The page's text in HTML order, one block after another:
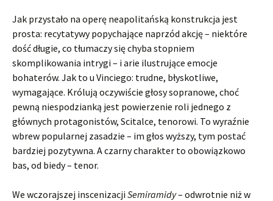
Jak przystało na operę neapolitańską konstrukcja jest
prosta: recytatywy popychające naprzód akcję – niektóre
dość długie, co tłumaczy się chyba stopniem
skomplikowania intrygi – i arie ilustrujące emocje
bohaterów. Jak to u Vinciego: trudne, błyskotliwe,
wymagające. Królują oczywiście głosy sopranowe, choć
pewną niespodzianką jest powierzenie roli jednego z
głównych protagonistów, Scitalce, tenorowi. To wyraźnie
wbrew popularnej zasadzie – im głos wyższy, tym postać
bardziej pozytywna. A czarny charakter to obowiązkowo
bas, od biedy – tenor.
We wczorajszej inscenizacji Semiramidy– odwrotnie niż w